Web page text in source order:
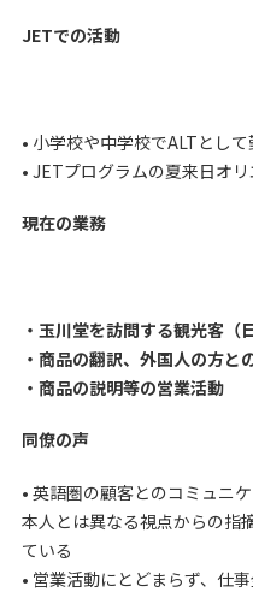
JETでの活動
• 小学校や中学校でALTとして
• JETプログラムの夏来日オ
現在の業務
・玉川堂を訪問する観光客（
・商品の翻訳、外国人の方と
・商品の説明等の営業活動
同僚の声
• 英語圏の顧客とのコミュニ
本人とは異なる視点からの指
ている
• 営業活動にとどまらず、仕